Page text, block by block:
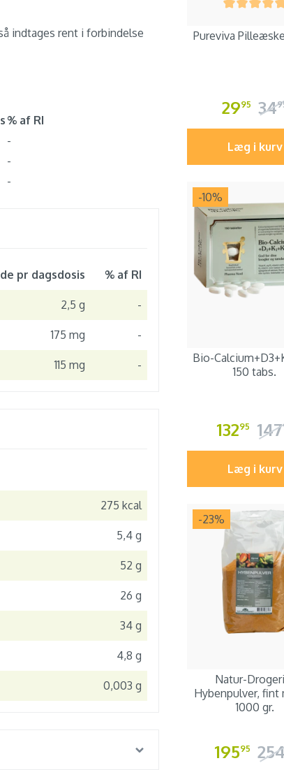
indtages rent i forbindelse
% af RI
-
-
-
pr dagsdosis % af RI
2,5 g -
175 mg -
115 mg -
275 kcal
5,4 g
52 g
26 g
34 g
4,8 g
0,003 g
Pureviva
2995 34
Læg i kurv
-10%
Bio-
150 tabs.
13295 147
Læg i kurv
-23%
Natur-
Hybenpulver, fint
1000 gr.
19595